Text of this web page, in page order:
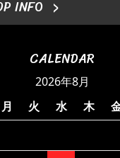
INFO
CALENDAR
2026年8月
月 火 水 木